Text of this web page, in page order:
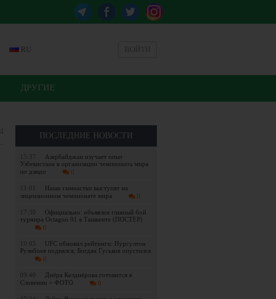
RU
ДРУГИЕ
ПОСЛЕДНИЕ НОВОСТИ
15:37
Азербайджан изучает опыт
Узбекистана в организации чемпионата мира
по дзюдо
0
11:01
Наши гимнастки выступят на
лицензионном чемпионате мира
0
17:30
Официально: объявлен главный бой
турнира Octagon 91 в Ташкенте (ПОСТЕР)
0
10:05
UFC обновил рейтинги: Нурсултон
Рузибоев поднялся, Богдан Гуськов опустился
0
09:40
Диёра Келдиёрова готовится в
Словении + ФОТО
0